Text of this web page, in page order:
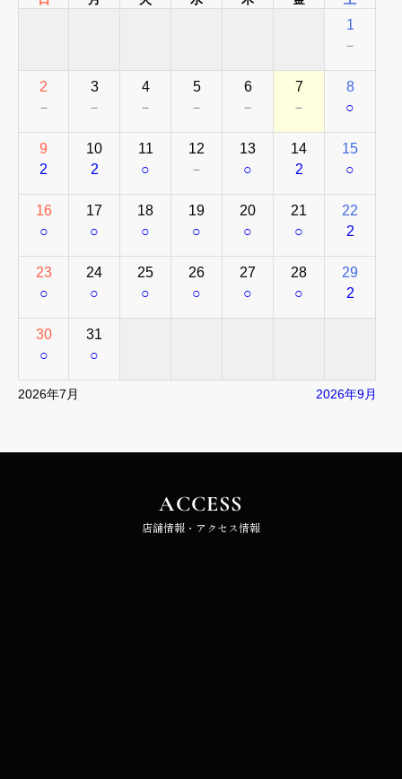
1
－
2
－
3
－
4
－
5
－
6
－
7
－
8
○
9
2
10
2
11
○
12
－
13
○
14
2
15
○
16
○
17
○
18
○
19
○
20
○
21
○
22
2
23
○
24
○
25
○
26
○
27
○
28
○
29
2
30
○
31
○
2026年7月 2026年9月
ACCESS
店舗情報・アクセス情報